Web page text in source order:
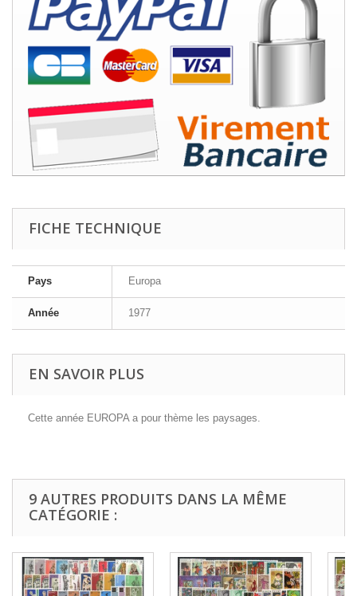
FICHE TECHNIQUE
Pays Europa
Année 1977
EN SAVOIR PLUS
Cette année EUROPA a pour thème les paysages.
9 AUTRES PRODUITS DANS LA MÊME
CATÉGORIE :